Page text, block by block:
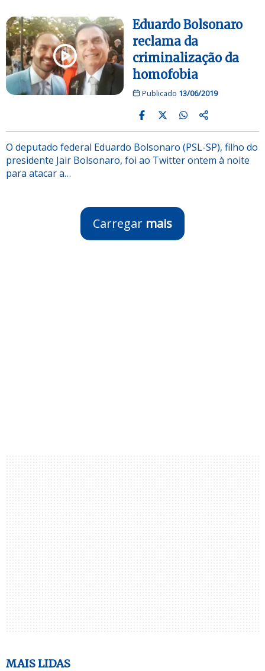
Eduardo Bolsonaro
reclama da
criminalização da
homofobia
Publicado 13/06/2019
O deputado federal Eduardo Bolsonaro (PSL-SP), filho do
presidente Jair Bolsonaro, foi ao Twitter ontem à noite
para atacar a…
Carregar mais
MAIS LIDAS